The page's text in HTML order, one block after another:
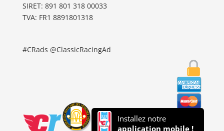
SIRET: 891 801 318 00033
TVA: FR1 8891801318
#CRads @ClassicRacingAd
Installez notre
application mobile !